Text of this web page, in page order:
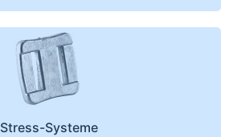
Stress-Systeme